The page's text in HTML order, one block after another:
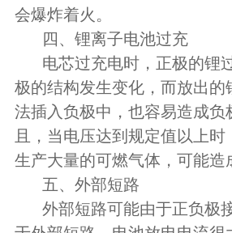
会爆炸着火。
四、锂离子电池过充
电芯过充电时，正极的锂
极的结构发生变化，而放出的
法插入负极中，也容易造成负
且，当电压达到规定值以上
生产大量的可燃气体，可能造
五、外部短路
外部短路可能由于正负极